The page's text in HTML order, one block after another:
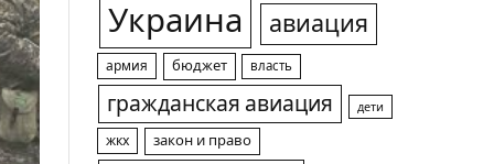
Украина авиация
армия бюджет власть
гражданская авиация дети
жкх закон и право